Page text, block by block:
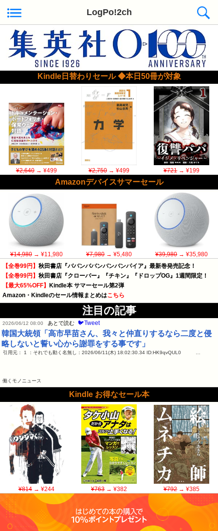
LogPo!2ch
Kindle日替わりセール ◆本日50冊が対象
¥2,640→ ¥499 ¥2,750→ ¥499 ¥721→ ¥199
Amazonデバイスサマーセール
¥14,980→ ¥11,980 ¥7,980→ ¥5,480 ¥39,980→ ¥35,980
【全巻99円】 秋田書店『ババンババンバンバンパイア』最新巻発売記念！
【全巻99円】 秋田書店『クローバー』『チキン』『ドロップOG』1週間限定！
【最大65%OFF】 Kindle本 サマーセール第2弾
Amazon・Kindleのセール情報まとめはこちら
注目の記事
2026/06/12 08:00 あとで読む 🐦Tweet
韓国大統領「高市早苗さん、我々と仲直りするなら二度と侵
略しないと誓い心から謝罪をする事です」
引用元： 1 ：それでも動く名無し：2026/06/11(木) 18:02:30.34 ID:HK9qvQUL0 …
働くモノニュース
Kindle お得なセール本
¥814→ ¥244 ¥763→ ¥382 ¥792→ ¥385